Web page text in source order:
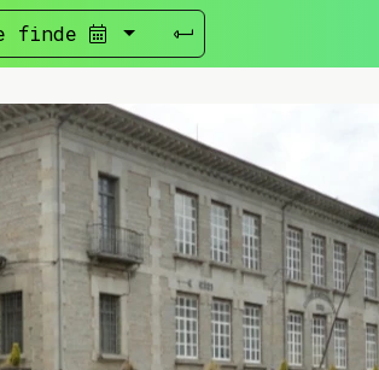
finde